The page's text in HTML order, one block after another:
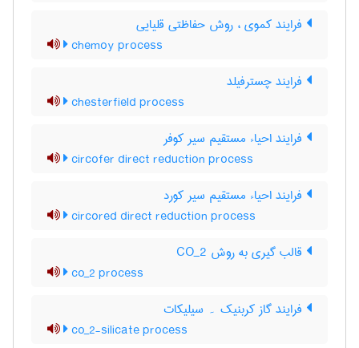
فرایند کموی ، روش حفاظتی قلیایی
chemoy process
فرایند چسترفیلد
chesterfield process
فرایند احیاء مستقیم سیر کوفر
circofer direct reduction process
فرایند احیاء مستقیم سیر کورد
circored direct reduction process
قالب گیری به روش CO_2
co_2 process
فرایند گاز کربنیک ۔ سیلیکات
co_2-silicate process